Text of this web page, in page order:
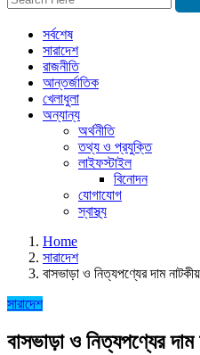
সর্বশেষ
সারাদেশ
রাজনীতি
আন্তর্জাতিক
খেলাধুলা
অন্যান্য
অর্থনীতি
তথ্য ও প্রযুক্তি
লাইফস্টাইল
বিনোদন
যোগাযোগ
স্বাস্থ্য
Home
সারাদেশ
বাসভাড়া ও নিত্যপণ্যের দাম
সারাদেশ
বাসভাড়া ও নিত্যপণ্যের দাম